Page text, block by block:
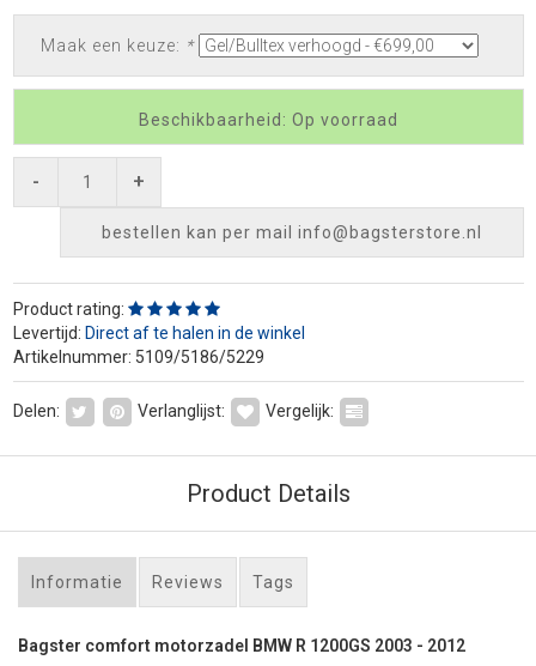
Maak een keuze: *
Beschikbaarheid: Op voorraad
- +
bestellen kan per mail info@bagsterstore.nl
Product rating:
Levertijd: Direct af te halen in de winkel
Artikelnummer: 5109/5186/5229
Delen: Verlanglijst: Vergelijk:
Product Details
Informatie Reviews Tags
Bagster comfort motorzadel BMW R 1200GS 2003 - 2012